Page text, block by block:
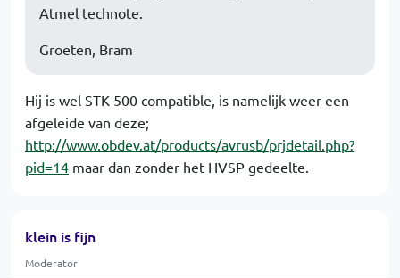
Atmel technote.
Groeten, Bram
Hij is wel STK-500 compatible, is namelijk weer een
afgeleide van deze;
http://www.obdev.at/products/avrusb/prjdetail.php?
pid=14 maar dan zonder het HVSP gedeelte.
klein is fijn
Moderator